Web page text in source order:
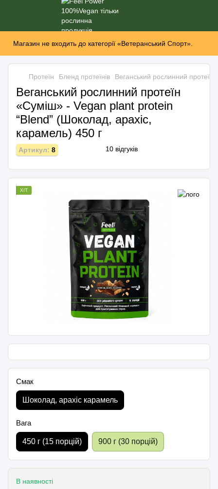
Магазин не входить до категорії «Ветеранський Спорт».
Протеїн Бленд протеїнів Веганський рослинний
Веганський рослинний протеїн
«Суміш» - Vegan plant protein
“Вlend” (Шоколад, арахіс,
карамель) 450 г
Артикул: 8 10 відгуків
ХІТ
Смак
Шоколад, арахіс карамель
Вага
450 г (15 порцій) 900 г (30 порцій)
В наявності